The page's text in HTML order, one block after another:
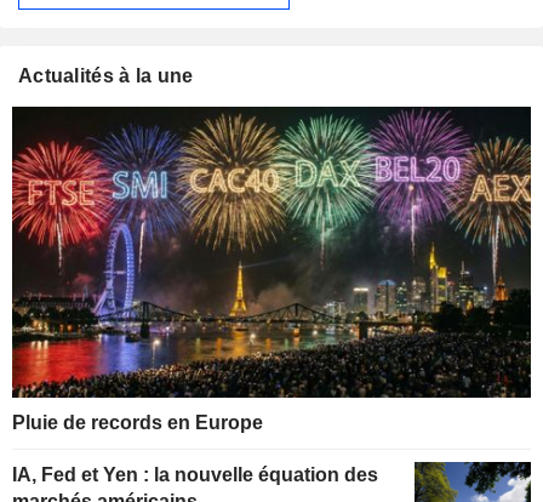
Actualités à la une
Pluie de records en Europe
IA, Fed et Yen : la nouvelle équation des